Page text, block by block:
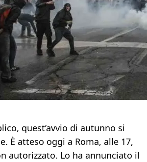
quest’avvio di autunno si
È atteso oggi a Roma, alle 17,
autorizzato. Lo ha annunciato il